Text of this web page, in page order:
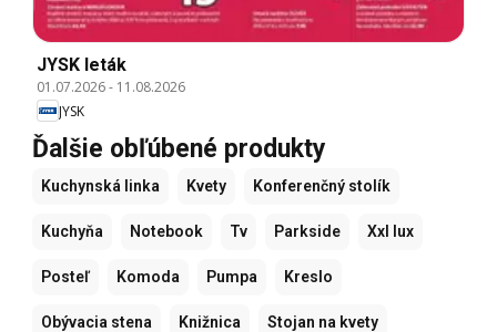
JYSK leták
01.07.2026- 11.08.2026
JYSK
Ďalšie obľúbené produkty
Kuchynská linka Kvety Konferenčný stolík
Kuchyňa Notebook Tv Parkside Xxl lux
Posteľ Komoda Pumpa Kreslo
Obývacia stena Knižnica Stojan na kvety